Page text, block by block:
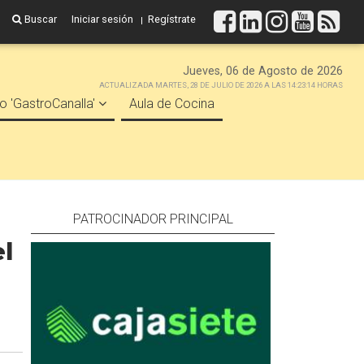
Buscar Iniciar sesión Regístrate
Jueves, 06 de Agosto de 2026
ACTUALIZADA MARTES, 28 DE JULIO DE 2026 A LAS 14:23:14 HORAS
'GastroCanalla' Aula de Cocina
PATROCINADOR PRINCIPAL